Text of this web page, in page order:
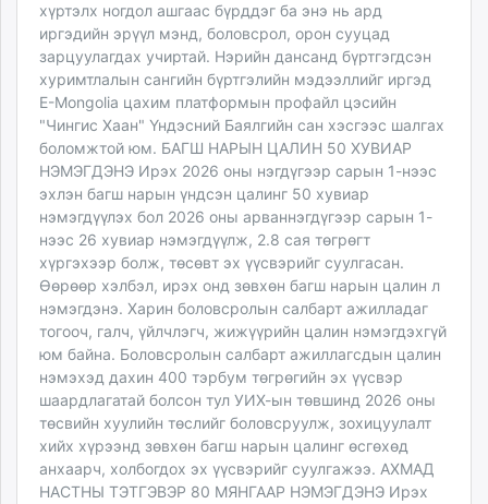
хүртэлх ногдол ашгаас бүрддэг ба энэ нь ард
иргэдийн эрүүл мэнд, боловсрол, орон сууцад
зарцуулагдах учиртай. Нэрийн дансанд бүртгэгдсэн
хуримтлалын сангийн бүртгэлийн мэдээллийг иргэд
E-Mongolia цахим платформын профайл цэсийн
"Чингис Хаан" Үндэсний Баялгийн сан хэсгээс шалгах
боломжтой юм. БАГШ НАРЫН ЦАЛИН 50 ХУВИАР
НЭМЭГДЭНЭ Ирэх 2026 оны нэгдүгээр сарын 1-нээс
эхлэн багш нарын үндсэн цалинг 50 хувиар
нэмэгдүүлэх бол 2026 оны арваннэгдүгээр сарын 1-
нээс 26 хувиар нэмэгдүүлж, 2.8 сая төгрөгт
хүргэхээр болж, төсөвт эх үүсвэрийг суулгасан.
Өөрөөр хэлбэл, ирэх онд зөвхөн багш нарын цалин л
нэмэгдэнэ. Харин боловсролын салбарт ажилладаг
тогооч, галч, үйлчлэгч, жижүүрийн цалин нэмэгдэхгүй
юм байна. Боловсролын салбарт ажиллагсдын цалин
нэмэхэд дахин 400 тэрбум төгрөгийн эх үүсвэр
шаардлагатай болсон тул УИХ-ын төвшинд 2026 оны
төсвийн хуулийн төслийг боловсруулж, зохицуулалт
хийх хүрээнд зөвхөн багш нарын цалинг өсгөхөд
анхаарч, холбогдох эх үүсвэрийг суулгажээ. АХМАД
НАСТНЫ ТЭТГЭВЭР 80 МЯНГААР НЭМЭГДЭНЭ Ирэх